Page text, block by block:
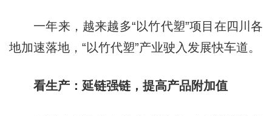
一年来，越来越多“以竹代塑”项目在四川各
地加速落地，“以竹代塑”产业驶入发展快车道。
看生产：延链强链，提高产品附加值